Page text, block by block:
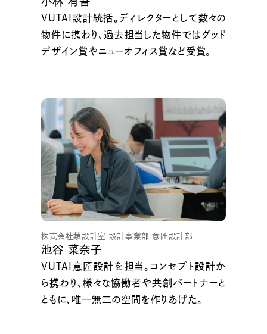
VUTAI設計統括。ディレクターとして数々の
物件に携わり、過去担当した物件ではグッド
デザイン賞やニューオフィス賞など受賞。
株式会社類設計室 設計事業部 意匠設計部
池谷 菜奈子
VUTAI意匠設計を担当。コンセプト設計か
ら携わり、様々な協働者や共創パートナーと
ともに、唯一無二の空間を作りあげた。